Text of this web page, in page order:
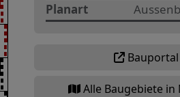
Planart
Alle Baugebiete in